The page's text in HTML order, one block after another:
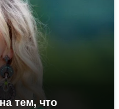
тем, что